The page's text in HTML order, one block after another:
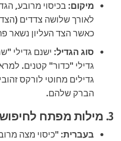
מיקום: בכיסוי מרובע,
לאורך שלושה צדדים
כאשר הצד העליון נשאר
סוג הגדיל: ישנם גדילי
גדילי "כדור" קטנים.
גדילים מחוטי לורקס
הברק שלהם.
3. מילות מפתח לחיפוש ורכישה
בעברית: "כיסוי מצה